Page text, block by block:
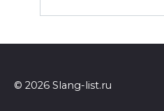
© 2026 Slang-list.ru